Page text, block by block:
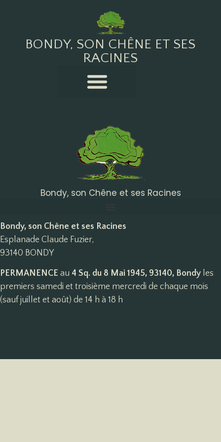
BONDY, SON CHÊNE ET SES
RACINES
Bondy, son Chêne et ses Racines
Bondy, son Chêne et ses Racines
Esplanade Claude Fuzier,
93140 BONDY
PERMANENCE au 4 Sq. du 8 Mai 1945, 93140, Bondy les
premiers samedi et troisième mercredi de chaque mois
(sauf juillet et août) de 14 h à 18 h